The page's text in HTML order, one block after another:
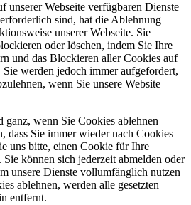
unserer Webseite verfügbaren Dienste
sind, hat die Ablehnung
unserer Webseite. Sie
oder löschen, indem Sie Ihre
und das Blockieren aller Cookies auf
werden jedoch immer aufgefordert,
wenn Sie unsere Website
ganz, wenn Sie Cookies ablehnen
dass Sie immer wieder nach Cookies
uns bitte, einen Cookie für Ihre
können sich jederzeit abmelden oder
unsere Dienste vollumfänglich nutzen
ablehnen, werden alle gesetzten
entfernt.